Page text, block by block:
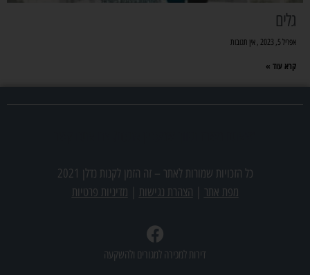
גלים
אפריל 5, 2023 אין תגובות
קרא עוד »
כל הזכויות שמורות לאתר –זה הזמן לקנות נדלן 2021
מפת אתר
הצהרת נגישות מדיניות פרטיות
דירות למכירה למגורים ולהשקעה